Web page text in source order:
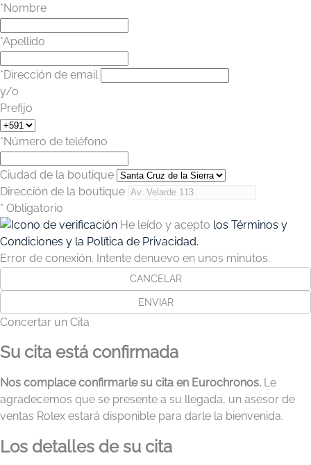
*Nombre
*Apellido
*Dirección de email
y/o
Prefijo
*Número de teléfono
Ciudad de la boutique
Dirección de la boutique
* Obligatorio
He leído y acepto los Términos y
Condiciones y la Política de Privacidad.
Error de conexión. Intente denuevo en unos minutos.
CANCELAR
ENVIAR
Concertar un Cita
Su cita está confirmada
Nos complace confirmarle su cita en Eurochronos. Le
agradecemos que se presente a su llegada, un asesor de
ventas Rolex estará disponible para darle la bienvenida.
Los detalles de su cita